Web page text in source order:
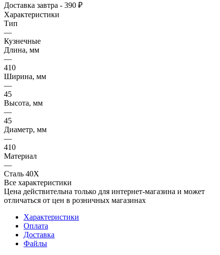
Доставка завтра - 390 ₽
Характеристики
Тип
—
Кузнечные
Длина, мм
—
410
Ширина, мм
—
45
Высота, мм
—
45
Диаметр, мм
—
410
Материал
—
Сталь 40Х
Все характеристики
Цена действительна только для интернет-магазина и может
отличаться от цен в розничных магазинах
Характеристики
Оплата
Доставка
Файлы